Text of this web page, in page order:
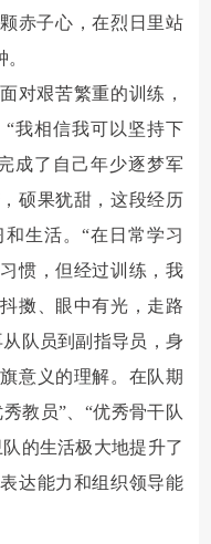
赤子心，在烈日里站
对艰苦繁重的训练，
我相信我可以坚持下
成了自己年少逐梦军
硕果犹甜，这段经历
生活。“在日常学习
惯，但经过训练，我
擞、眼中有光，走路
队员到副指导员，身
意义的理解。在队期
教员”、“优秀骨干队
的生活极大地提升了
达能力和组织领导能